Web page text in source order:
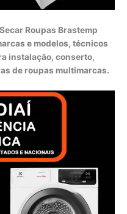
Roupas Brastemp
e modelos, técnicos
instalação, conserto,
de roupas multimarcas.